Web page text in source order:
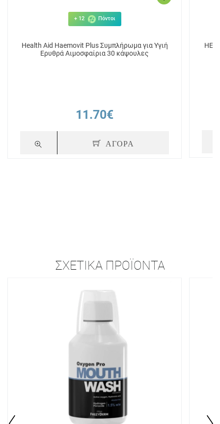
+ 12 Πόντοι
Health Aid Haemovit Plus Συμπλήρωμα για Υγιή
Ερυθρά Αιμοσφαίρια 30 κάψουλες
11.70€
ΑΓΟΡΑ
ΣΧΕΤΙΚΆ ΠΡΟΪΌΝΤΑ